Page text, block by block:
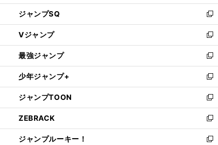
し
い
ウ
ィ
ン
ド
ウ
で
開
く
ジャンプSQ
新
し
い
ウ
ィ
ン
ド
ウ
で
開
く
Vジャンプ
新
し
い
ウ
ィ
ン
ド
ウ
で
開
く
最強ジャンプ
新
し
い
ウ
ィ
ン
ド
ウ
で
少年ジャンプ+
新
し
い
ウ
ィ
ン
ド
ジャンプTOON
新
し
い
ウ
ィ
ZEBRACK
新
し
い
ジャンプルーキー！
新